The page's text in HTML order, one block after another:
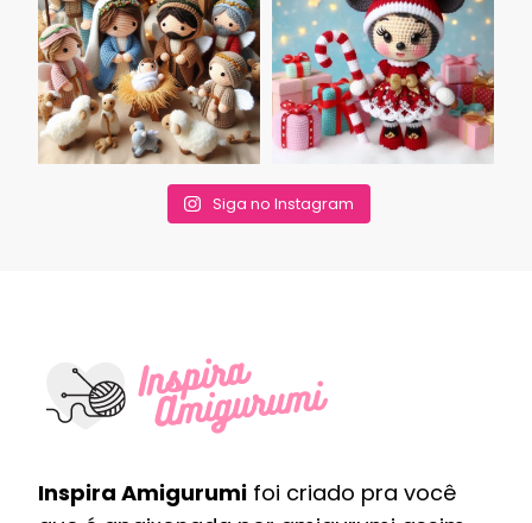
Siga no Instagram
Inspira Amigurumi foi criado pra você